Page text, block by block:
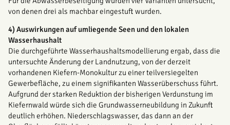
von denen drei als machbar eingestuft wurden.
4) Auswirkungen auf umliegende Seen und den lokalen
Wasserhaushalt
Die durchgeführte Wasserhaushaltsmodellierung ergab, dass die
untersuchte Änderung der Landnutzung, von der derzeit
vorhandenen Kiefern-Monokultur zu einer teilversiegelten
Gewerbefläche, zu einem signifikanten Wasserüberschuss führt.
Aufgrund der starken Reduktion der bisherigen Verdunstung im
Kiefernwald würde sich die Grundwasserneubildung in Zukunft
deutlich erhöhen. Niederschlagswasser, das dann an der